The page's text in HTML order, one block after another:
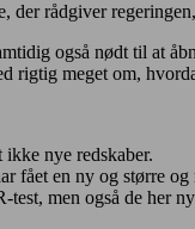
rådgiver
også nødt til at
rigtig meget om,
nye redskaber.
fået en ny og større
men også de her